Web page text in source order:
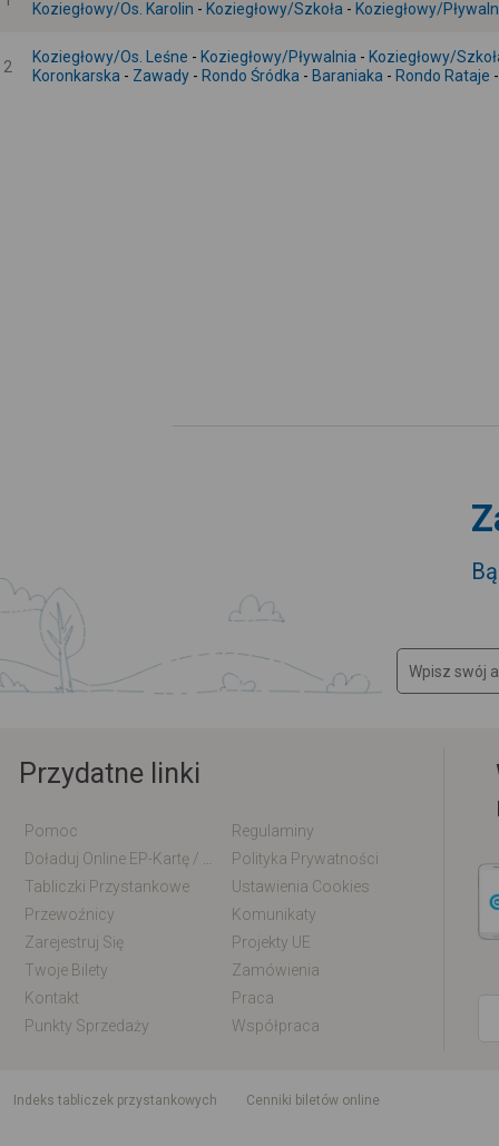
Koziegłowy/Os. Karolin - Koziegłowy/Szkoła - Koziegłowy/
2
Koziegłowy/Os. Leśne - Koziegłowy/Pływalnia - Koziegłowy/
Koronkarska - Zawady - Rondo Śródka - Baraniaka - Rondo Rataje
Przydatne linki
Pomoc
Regulaminy
Polityka Prywatności
Tabliczki Przystankowe
Ustawienia Cookies
Przewoźnicy
Komunikaty
Zarejestruj Się
Projekty UE
Twoje Bilety
Zamówienia
Kontakt
Praca
Punkty Sprzedaży
Współpraca
indeks tabliczek przystankowych
Cenniki biletów online